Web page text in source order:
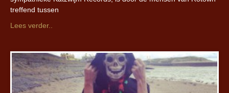
treffend tussen
Lees verder..